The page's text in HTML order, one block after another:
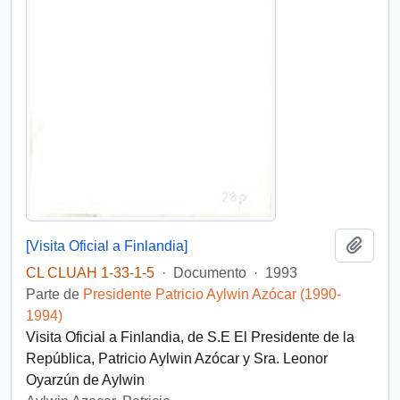
[Visita Oficial a Finlandia]
CL CLUAH 1-33-1-5 · Documento · 1993
Parte de Presidente Patricio Aylwin Azócar (1990-
1994)
Visita Oficial a Finlandia, de S.E El Presidente de la
República, Patricio Aylwin Azócar y Sra. Leonor
Oyarzún de Aylwin